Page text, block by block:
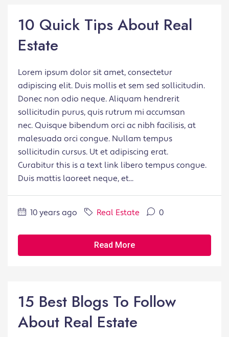
10 Quick Tips About Real
Estate
Lorem ipsum dolor sit amet, consectetur
adipiscing elit. Duis mollis et sem sed sollicitudin.
Donec non odio neque. Aliquam hendrerit
sollicitudin purus, quis rutrum mi accumsan
nec. Quisque bibendum orci ac nibh facilisis, at
malesuada orci congue. Nullam tempus
sollicitudin cursus. Ut et adipiscing erat.
Curabitur this is a text link libero tempus congue.
Duis mattis laoreet neque, et...
10 years ago Real Estate 0
Read More
15 Best Blogs To Follow
About Real Estate